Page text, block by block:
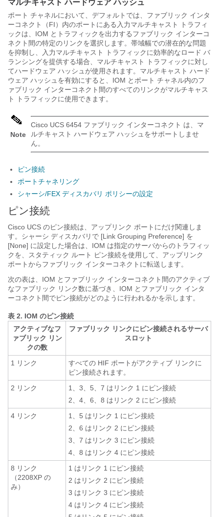
マルチキャスト ハードウェア ハッシュ
ポート チャネルにおいて、デフォルトでは、ファブリック インタ
ーコネクト（FI）内のポートにある入力マルチキャスト トラフィ
ックは、IOM とトラフィックを出力するファブリック インターコ
ネクト間の特定のリンクを選択します。帯域幅での潜在的な問題
を抑制し、入力マルチキャスト トラフィックに効率的なロード バ
ランシングを提供する場合、マルチキャスト トラフィックに対し
てハードウェア ハッシュが使用されます。マルチキャスト ハード
ウェア ハッシュを有効にすると、IOM とポート チャネル内のフ
ァブリック インターコネクト間のすべてのリンクがマルチキャス
ト トラフィックに使用できます。
Note
Cisco UCS 6454 ファブリック インターコネクト は、マ
ルチキャスト ハードウェア ハッシュをサポートしませ
ん。
ピン接続
ポートチャネリング
シャーシ/FEX ディスカバリ ポリシーの設定
ピン接続
Cisco UCS のピン接続は、アップリンク ポートにだけ関連しま
す。シャーシ ディスカバリで [Link Grouping Preference] を
[None] に設定した場合は、IOM は指定のサーバからのトラフィッ
クを、スタティック ルート ピン接続を使用して、アップリンク
ポートからファブリック インターコネクトに転送します。
次の表は、IOM とファブリック インターコネクト間のアクティブ
なファブリック リンク数に基づき、IOM とファブリック インタ
ーコネクト間でピン接続がどのように行われるかを示します。
表 2. IOM のピン接続
アクティブなフ
ァブリック リン
クの数
ファブリック リンクにピン接続されるサーバ
スロット
1 リンク
すべての HIF ポートがアクティブ リンクに
ピン接続されます。
2 リンク
1、3、5、7 はリンク 1 にピン接続
2、4、6、8 はリンク 2 にピン接続
4 リンク
1、5 はリンク 1 にピン接続
2、6 はリンク 2 にピン接続
3、7 はリンク 3 にピン接続
4、8 はリンク 4 にピン接続
8 リンク
（2208XP の
み）
1 はリンク 1 にピン接続
2 はリンク 2 にピン接続
3 はリンク 3 にピン接続
4 はリンク 4 にピン接続